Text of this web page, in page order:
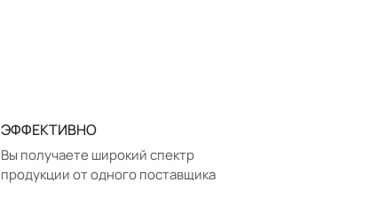
ЭФФЕКТИВНО
Вы получаете широкий спектр
продукции от одного поставщика